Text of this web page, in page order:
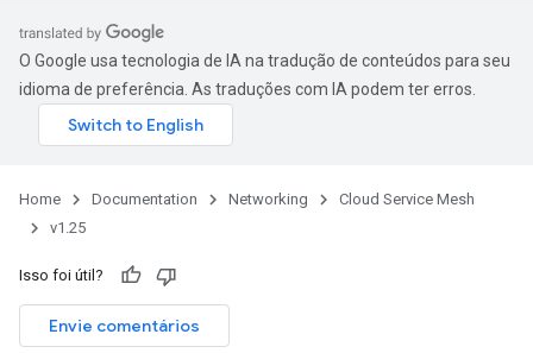
O Google usa tecnologia de IA na tradução de conteúdos para seu
idioma de preferência. As traduções com IA podem ter erros.
Home Documentation Networking
Cloud Service Mesh
v1.25
Isso foi útil?
Envie comentários